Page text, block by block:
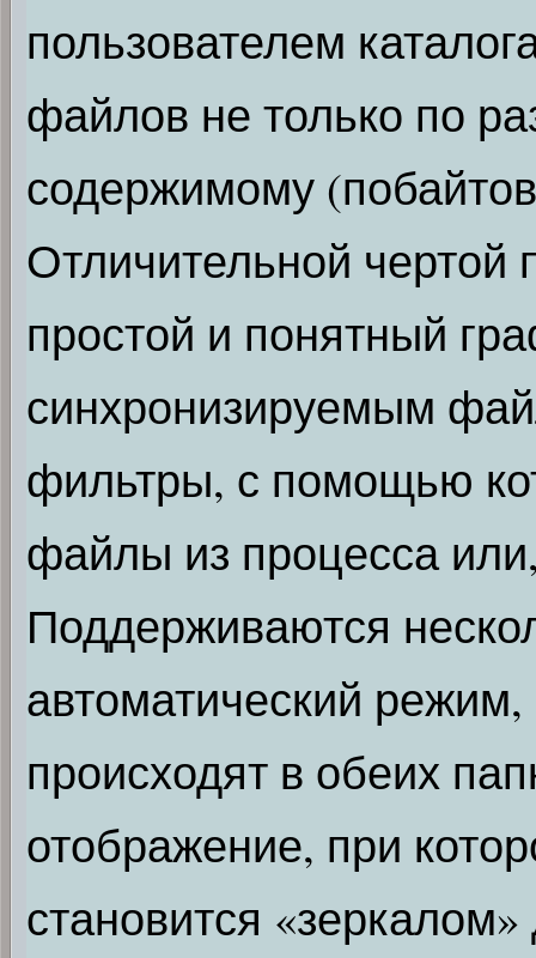
пользователем
файлов не только по
содержимому
Отличительной чертой
простой и понятный
синхронизируемым
фильтры, с помощью
файлы из процесса
Поддерживаются
автоматический
происходят в обеих
отображение, при
становится